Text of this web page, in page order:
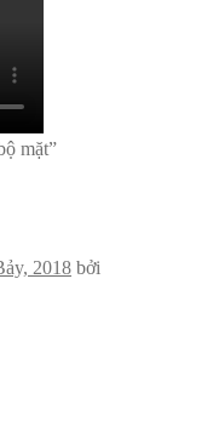
mặt”
2018 bởi